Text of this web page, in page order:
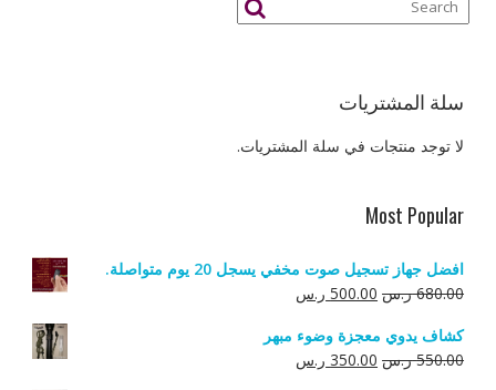
سلة المشتريات
لا توجد منتجات في سلة المشتريات.
Most Popular
افضل جهاز تسجيل صوت مخفي يسجل 20 يوم متواصلة.
680.00 ر.س السعر
هو:
680.00 ر.س.
500.00 ر.سالسعر
هو:
500.00 ر.س.
كشاف يدوي معجزة وضوء مبهر
550.00 ر.س السعر
350.00 ر.سالسعر